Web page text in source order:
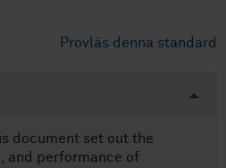
Provläs denna standard
document set out the
and performance of